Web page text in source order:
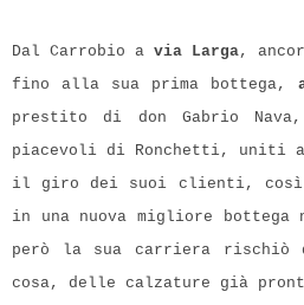
Dal Carrobio a via Larga,
fino alla sua prima bottega,
prestito di don Gabrio
piacevoli di Ronchetti, uniti
il giro dei suoi clienti, così
in una nuova migliore bottega
però la sua carriera rischiò
cosa, delle calzature già